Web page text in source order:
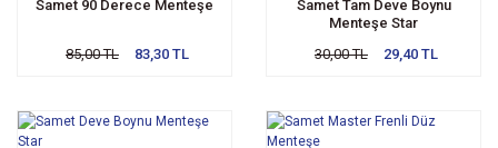
Samet 90 Derece Menteşe
85,00 TL 83,30 TL
Samet Tam Deve Boynu
Menteşe Star
30,00 TL
29,40 TL